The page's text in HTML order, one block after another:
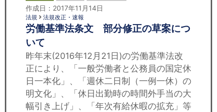
作成日：2017年11月14日
法規 法規改正・速報
労働基準法条文 部分修正の草案につ
いて
昨年末(2016年12月21日)の労働基準法改
正により、「一般労働者と公務員の国定休
日一本化」、「週休二日制（一例一休）の
明文化」、「休日出勤時の時間外手当の大
幅引き上げ」、「年次有給休暇の拡充」等